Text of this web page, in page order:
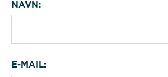
NAVN:
E-MAIL: